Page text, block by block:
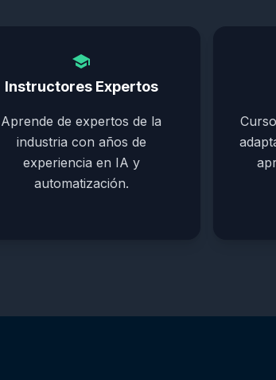
school
Instructores Expertos
Aprende de expertos de la
industria con años de
experiencia en IA y
automatización.